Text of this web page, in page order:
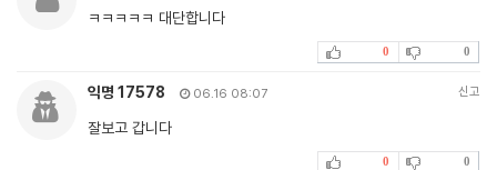
ㅋㅋㅋㅋㅋ 대단합니다
0 0
익명 17578 06.16 08:07 신고
잘보고 갑니다
0 0